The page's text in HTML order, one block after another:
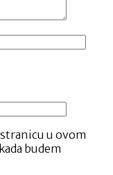
u ovom
budem